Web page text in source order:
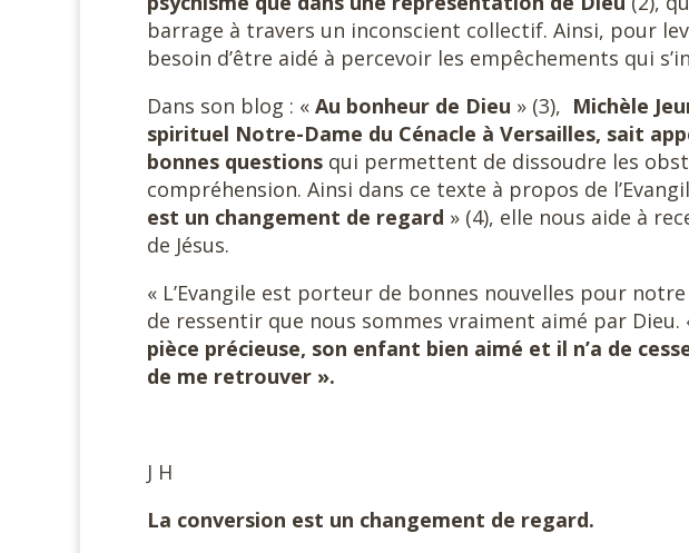
barrage à travers un inconscient collectif. Ainsi, pour
besoin d’être aidé à percevoir les empêchements qui
Dans son blog : « Au bonheur de Dieu » (3), Michèle
spirituel Notre-Dame du Cénacle à Versailles, sait
bonnes questions qui permettent de dissoudre les
compréhension. Ainsi dans ce texte à propos de
est un changement de regard » (4), elle nous aide à
de Jésus.
« L’Evangile est porteur de bonnes nouvelles pour notre
de ressentir que nous sommes vraiment aimé par Dieu.
pièce précieuse, son enfant bien aimé et il n’a de
de me retrouver ».
J H
La conversion est un changement de regard.